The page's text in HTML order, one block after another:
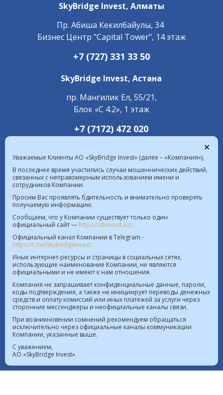
SkyBridge Invest, Алматы
Пр. ​Абиша Кекилбайулы, 34
Бизнес Центр "Capital Tower", 14 этаж
+7 (727) 331 33 50
SkyBridge Invest,Астана
пр. Мангилик Ел, 55/21,
Блок «С 4.2», 1 этаж
+7 (7172) 472 020
Курс валют в РК на 08.08.2026  |  $ 469.93 KZT
€ 541.64 KZT
Политика Информационной безопасности
Лицензия на осуществление деятельности на рынке
ценных бумаг №4.2.192/113 от 20.07.2016
Лицензия на осуществление деятельности на
территории МФЦА №112018-0012 от 21.11.2018
Реестр выданных, переоформленных лицензий на
осуществление деятельности на рынке ценных
бумаг
Лицензия на проведение банковских операций
✕
Уважаемые Клиенты АО «SkyBridge Invest» (далее – «Компания»),
В последнее время участились случаи мошеннических действий,
связанных с неправомерным использованием имени и
сотрудников Компании.
Просим Вас проявлять бдительность и внимательно проверять
получаемую информацию.
Сообщаем, что у Компании существует только один
официальный сайт — https://sbinvest.kz/.
Официальный канал Компании в Telegram -
https://t.me/skybridgeinvest.
Иные интернет-ресурсы и страницы в социальных сетях,
использующие наименование Компании, не являются
официальными и не имеют к нам отношения.
Компания не запрашивает конфиденциальные данные, пароли,
коды подтверждения, а также не инициирует переводы денежных
средств и оплату комиссий или иных платежей за услуги через
сторонние мессенджеры и неофициальные каналы связи.
При возникновении сомнений рекомендуем обращаться
исключительно через официальные каналы коммуникации
Компании, указанные выше.
С уважением,
АО «SkyBridge Invest»